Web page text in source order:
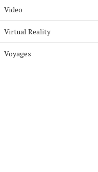
Video
Virtual Reality
Voyages